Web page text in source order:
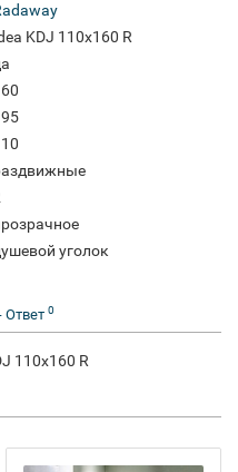
KDJ 110x160 R
уголок
Ответ 0
110x160 R